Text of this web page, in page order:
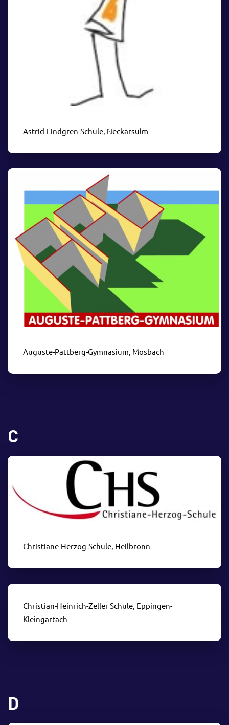
Astrid-Lindgren-Schule, Neckarsulm
Auguste-Pattberg-Gymnasium, Mosbach
C
Christiane-Herzog-Schule, Heilbronn
Christian-Heinrich-Zeller Schule, Eppingen-
Kleingartach
D